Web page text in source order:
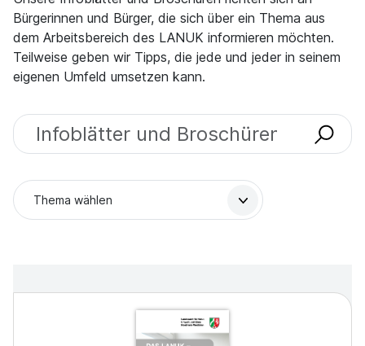
Bürgerinnen und Bürger, die sich über ein Thema aus
dem Arbeitsbereich des LANUK informieren möchten.
Teilweise geben wir Tipps, die jede und jeder in seinem
eigenen Umfeld umsetzen kann.
Ausgaben finden